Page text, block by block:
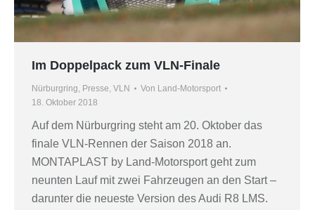
Im Doppelpack zum VLN-Finale
Nürburgring, Presse, VLN Von Land-Motorsport
18. Oktober 2018
Auf dem Nürburgring steht am 20. Oktober das
finale VLN-Rennen der Saison 2018 an.
MONTAPLAST by Land-Motorsport geht zum
neunten Lauf mit zwei Fahrzeugen an den Start –
darunter die neueste Version des Audi R8 LMS.